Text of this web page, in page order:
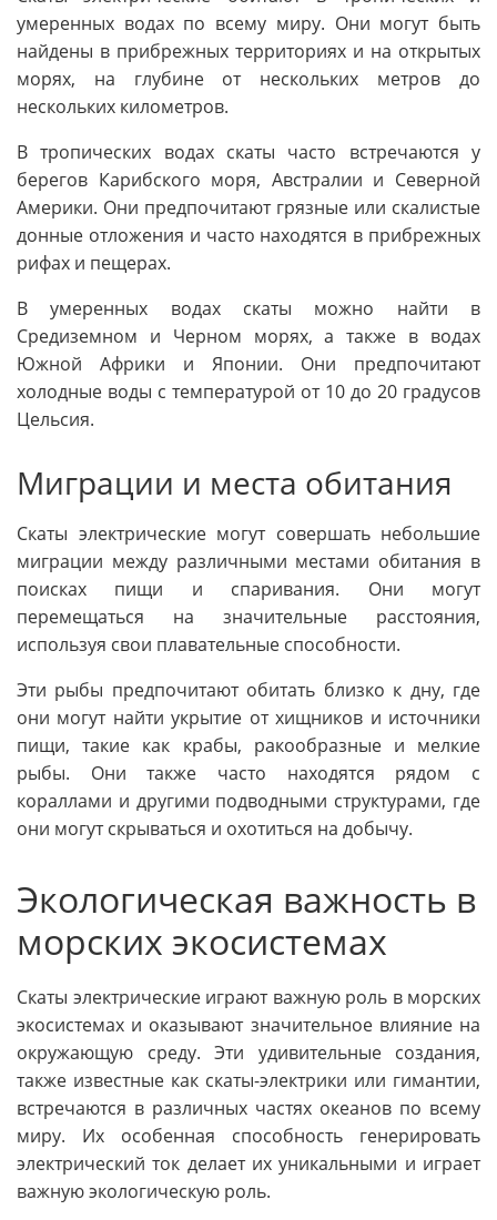
умеренных водах по всему миру. Они могут быть
найдены в прибрежных территориях и на открытых
морях, на глубине от нескольких метров до
нескольких километров.
В тропических водах скаты часто встречаются у
берегов Карибского моря, Австралии и Северной
Америки. Они предпочитают грязные или скалистые
донные отложения и часто находятся в прибрежных
рифах и пещерах.
В умеренных водах скаты можно найти в
Средиземном и Черном морях, а также в водах
Южной Африки и Японии. Они предпочитают
холодные воды с температурой от 10 до 20 градусов
Цельсия.
Миграции и места обитания
Скаты электрические могут совершать небольшие
миграции между различными местами обитания в
поисках пищи и спаривания. Они могут
перемещаться на значительные расстояния,
используя свои плавательные способности.
Эти рыбы предпочитают обитать близко к дну, где
они могут найти укрытие от хищников и источники
пищи, такие как крабы, ракообразные и мелкие
рыбы. Они также часто находятся рядом с
кораллами и другими подводными структурами, где
они могут скрываться и охотиться на добычу.
Экологическая важность в
морских экосистемах
Скаты электрические играют важную роль в морских
экосистемах и оказывают значительное влияние на
окружающую среду. Эти удивительные создания,
также известные как скаты-электрики или гимантии,
встречаются в различных частях океанов по всему
миру. Их особенная способность генерировать
электрический ток делает их уникальными и играет
важную экологическую роль.